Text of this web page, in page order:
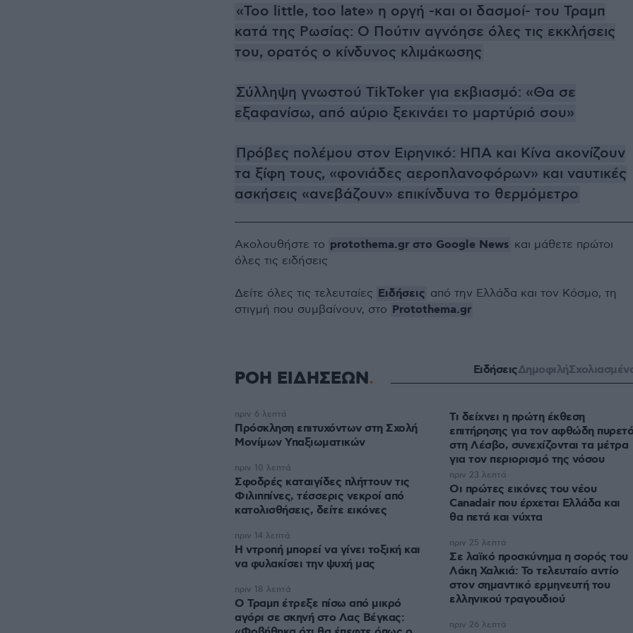
«Too little, too late» η οργή -και οι δασμοί- του Τραμπ
κατά της Ρωσίας: Ο Πούτιν αγνόησε όλες τις εκκλήσεις
του, ορατός ο κίνδυνος κλιμάκωσης
Σύλληψη γνωστού TikToker για εκβιασμό: «Θα σε
εξαφανίσω, από αύριο ξεκινάει το μαρτύριό σου»
Πρόβες πολέμου στον Ειρηνικό: ΗΠΑ και Κίνα ακονίζουν
τα ξίφη τους, «φονιάδες αεροπλανοφόρων» και ναυτικές
ασκήσεις «ανεβάζουν» επικίνδυνα το θερμόμετρο
Ακολουθήστε το protothema.gr στο Google News και μάθετε πρώτοι
όλες τις ειδήσεις
Δείτε όλες τις τελευταίες Ειδήσεις από την Ελλάδα και τον Κόσμο, τη
στιγμή που συμβαίνουν, στο Protothema.gr
ΡΟΗ ΕΙΔΗΣΕΩΝ ΕιδήσειςΔημοφιλή
Πρόσκληση επιτυχόντων στη Σχολή
Μονίμων Υπαξιωματικών
πριν 6 λεπτά
Σφοδρές καταιγίδες πλήττουν τις
Φιλιππίνες, τέσσερις νεκροί από
κατολισθήσεις, δείτε εικόνες
πριν 10 λεπτά
Η ντροπή μπορεί να γίνει τοξική και
να φυλακίσει την ψυχή μας
πριν 14 λεπτά
Ο Τραμπ έτρεξε πίσω από μικρό
αγόρι σε σκηνή στο Λας Βέγκας:
πριν 18 λεπτά
Τι δείχνει η πρώτη έκθεση
επιτήρησης για τον αφθώδη πυρετό
στη Λέσβο, συνεχίζονται τα μέτρα
για τον περιορισμό της νόσου
Οι πρώτες εικόνες του νέου
Canadair που έρχεται Ελλάδα και
θα πετά και νύχτα
πριν 23 λεπτά
Σε λαϊκό προσκύνημα η σορός του
Λάκη Χαλκιά: Το τελευταίο αντίο
στον σημαντικό ερμηνευτή του
ελληνικού τραγουδιού
πριν 25 λεπτά
πριν 26 λεπτά